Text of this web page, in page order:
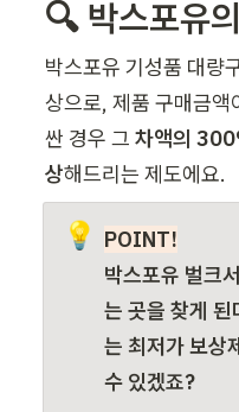
🔍 박스포유
박스포유 기성품 대량
상으로, 제품 구매금액
싼 경우 그 차액의
상해드리는 제도에요.
💡 POINT!
박스포유 벌크
는 곳을 찾게
는 최저가 보상
수 있겠죠?